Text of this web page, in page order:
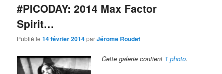
#PICODAY: 2014 Max Factor
Spirit…
Publié le14 février 2014parJérôme Roudet
Cette galerie contient 1 photo.